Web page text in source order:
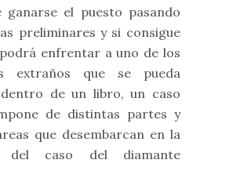
ganarse el puesto pasando
preliminares y si consigue
enfrentar a uno de los
extraños que se pueda
de un libro, un caso
de distintas partes y
que desembarcan en la
del caso del diamante